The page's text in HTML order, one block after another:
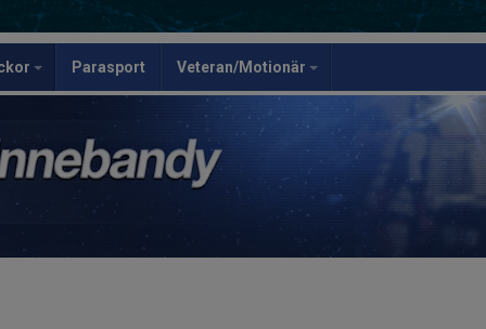
Parasport Veteran/Motionär